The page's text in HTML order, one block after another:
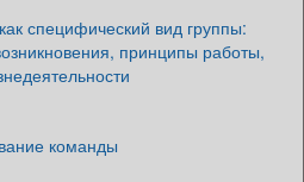
специфический вид группы:
принципы работы,
команды